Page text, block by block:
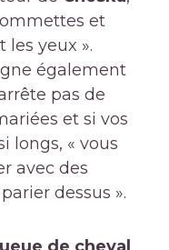
et
les yeux ».
également
pas de
et si vos
longs, « vous
avec des
dessus ».